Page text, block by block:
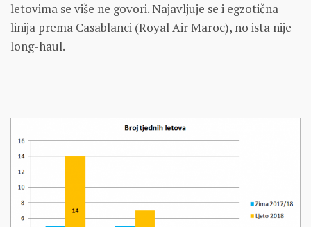
letovima se više ne govori. Najavljuje se i egzotična
linija prema Casablanci (Royal Air Maroc), no ista nije
long-haul.